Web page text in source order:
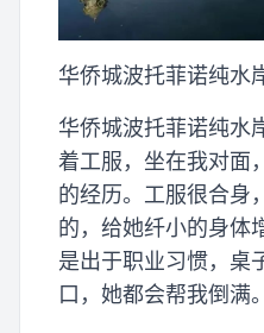
华侨城波托菲诺纯水
华侨城波托菲诺纯水
着工服，坐在我对面
的经历。工服很合身
的，给她纤小的身体
是出于职业习惯，桌
口，她都会帮我倒满。